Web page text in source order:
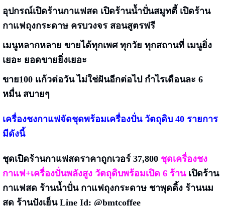
อุปกรณ์เปิดร้านกาแฟสด เปิดร้านน้ำปั่นสมูทตี้ เปิดร้าน
กาแฟถุงกระดาษ ครบวงจร สอนสูตรฟรี
เมนูหลากหลาย ขายได้ทุกเพศ ทุกวัย ทุกสถานที่ เมนูยิ่ง
เยอะ ยอดขายยิ่งเยอะ
ขาย100 แก้วต่อวัน ไม่ใช่ฝันอีกต่อไป กำไรเดือนละ 6
หมื่น สบายๆ
เครื่องชงกาแฟจัดชุดพร้อมเครื่องปั่น วัตถุดิบ 40 รายการ
มีดังนี้
ชุดเปิดร้านกาแฟสดราคาถูกเวอร์ 37,800 ชุดเครื่องชง
กาแฟ+เครื่องปั่นพลังสูง วัตถุดิบพร้อมเปิด 6 ร้านเปิดร้าน
กาแฟสด ร้านน้ำปั่น กาแฟถุงกระดาษ ชาพุดดิ้ง ร้านนม
สด ร้านปังเย็น Line Id: @bmtcoffee